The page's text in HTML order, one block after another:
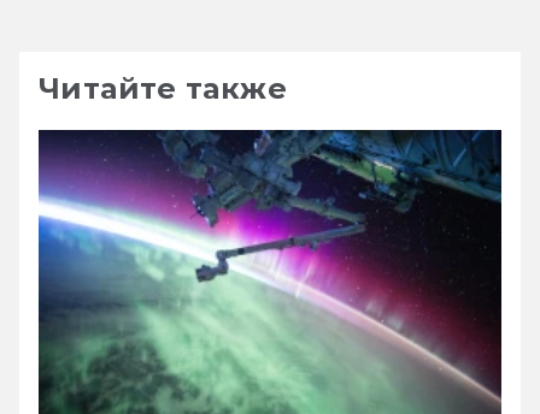
Читайте также